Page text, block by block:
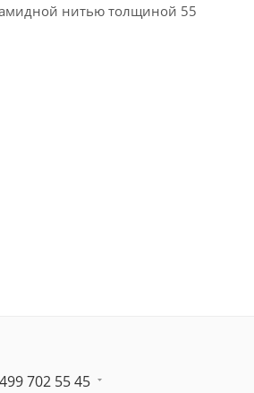
нитью толщиной 55
702 55 45